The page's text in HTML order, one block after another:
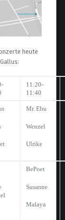
heute
11:20-
11:40
Mr. Ebu
Wenzel
Ulrike
BePoet
Susanne
Malaya